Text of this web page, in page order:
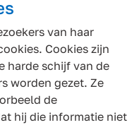
van haar
Cookies zijn
harde schijf van de
worden gezet. Ze
de
hij die informatie niet